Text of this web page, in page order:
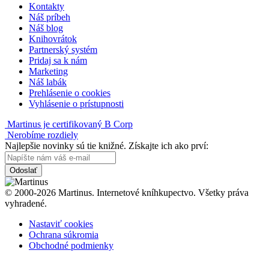
Kontakty
Náš príbeh
Náš blog
Knihovrátok
Partnerský systém
Pridaj sa k nám
Marketing
Náš labák
Prehlásenie o cookies
Vyhlásenie o prístupnosti
Martinus je certifikovaný B Corp
Nerobíme rozdiely
Najlepšie novinky sú tie knižné. Získajte ich ako prví:
Odoslať
© 2000-2026 Martinus. Internetové kníhkupectvo. Všetky práva
vyhradené.
Nastaviť cookies
Ochrana súkromia
Obchodné podmienky